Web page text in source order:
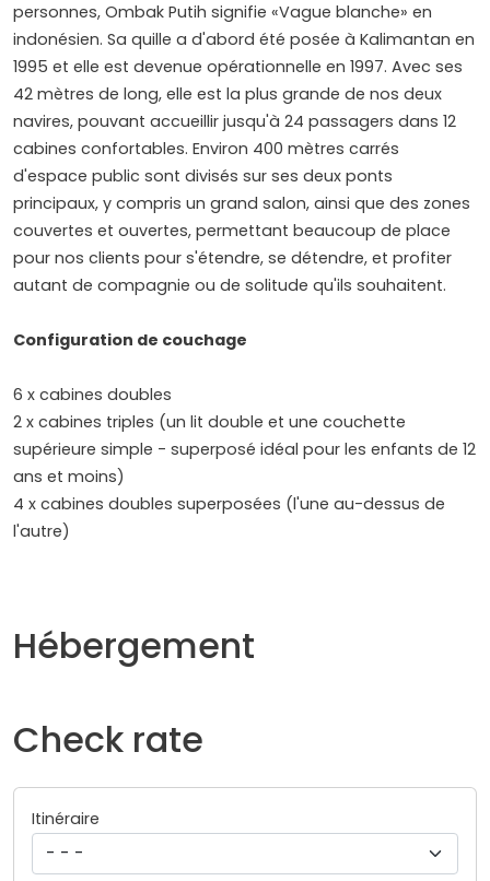
personnes, Ombak Putih signifie «Vague blanche» en
indonésien. Sa quille a d'abord été posée à Kalimantan en
1995 et elle est devenue opérationnelle en 1997. Avec ses
42 mètres de long, elle est la plus grande de nos deux
navires, pouvant accueillir jusqu'à 24 passagers dans 12
cabines confortables. Environ 400 mètres carrés
d'espace public sont divisés sur ses deux ponts
principaux, y compris un grand salon, ainsi que des zones
couvertes et ouvertes, permettant beaucoup de place
pour nos clients pour s'étendre, se détendre, et profiter
autant de compagnie ou de solitude qu'ils souhaitent.
Configuration de couchage
6 x cabines doubles
2 x cabines triples (un lit double et une couchette
supérieure simple - superposé idéal pour les enfants de 12
ans et moins)
4 x cabines doubles superposées (l'une au-dessus de
l'autre)
Hébergement
Check rate
Itinéraire